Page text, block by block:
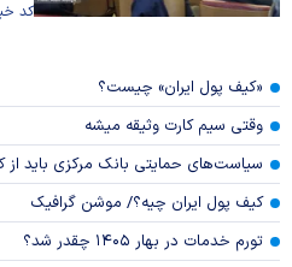
کد خبر: ۱۶۹۱۱۹ تاریخ
«کیف پول ایران» چیست؟
وقتی سیم کارت وثیقه میشه
سیاست‌های حمایتی بانک مرکزی باید از
کیف پول ایران چیه؟/ موشن گرافیک
تورم خدمات در بهار ۱۴۰۵ چقدر شد؟